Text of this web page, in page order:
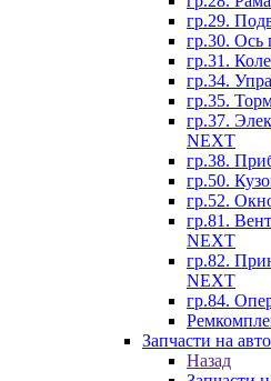
гр.29.
гр.30. Ось
гр.31.
гр.34.
гр.35.
гр.37.
NEXT
гр.38.
гр.50.
гр.52.
гр.81.
NEXT
гр.82.
NEXT
гр.84.
Запчасти на
Назад